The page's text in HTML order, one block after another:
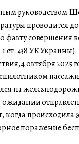
руководством
проводится
факту совершения
ст. 438 УК Украины).
4 октября 2025
на
когда происходила
поражение